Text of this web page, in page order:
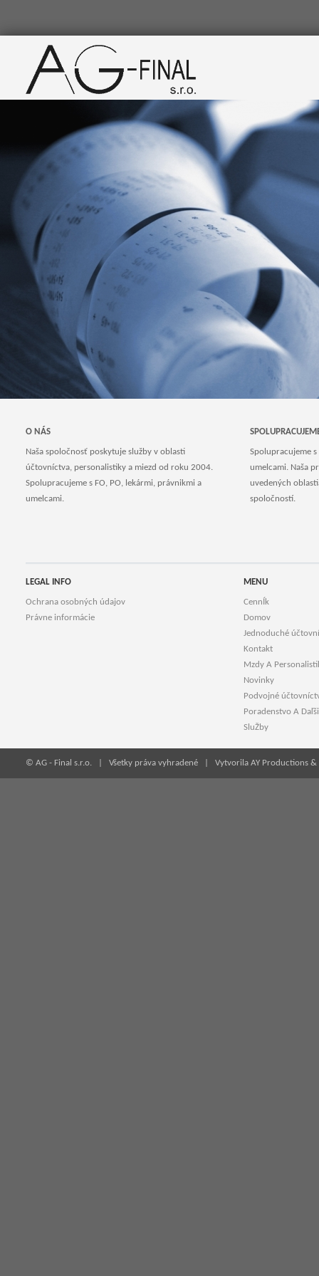
O NÁS
Naša spoločnosť poskytuje služby v oblasti
účtovníctva, personalistiky a miezd od roku 2004.
Spolupracujeme s FO, PO, lekármi, právnikmi a
umelcami.
Spolupracujeme
umelcami. Naša
uvedených
spoločností.
LEGAL INFO
Ochrana osobných údajov
Právne informácie
MENU
CennÍk
Domov
Jednoduché
Kontakt
Mzdy A
Novinky
Podvojné
Poradenstvo A
SluŽby
© AG - Final s.r.o. | Všetky práva vyhradené | Vytvorila AY Productions